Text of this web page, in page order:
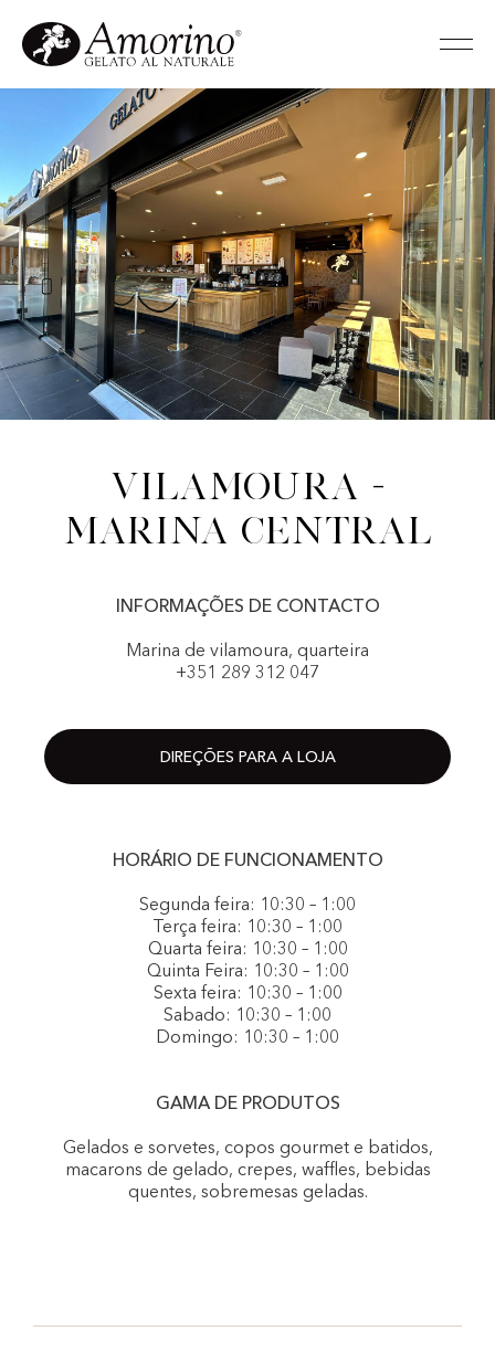
Vilamoura -
Marina Central
INFORMAÇÕES DE CONTACTO
Marina de vilamoura, quarteira
+351 289 312 047
DIREÇÕES PARA A LOJA
HORÁRIO DE FUNCIONAMENTO
Segunda feira: 10:30 – 1:00
Terça feira: 10:30 – 1:00
Quarta feira: 10:30 – 1:00
Quinta Feira: 10:30 – 1:00
Sexta feira: 10:30 – 1:00
Sabado: 10:30 – 1:00
Domingo: 10:30 – 1:00
GAMA DE PRODUTOS
Gelados e sorvetes, copos gourmet e batidos,
macarons de gelado, crepes, waffles, bebidas
quentes, sobremesas geladas.